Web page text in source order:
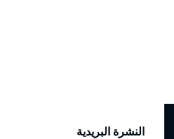
النشرة البريدية